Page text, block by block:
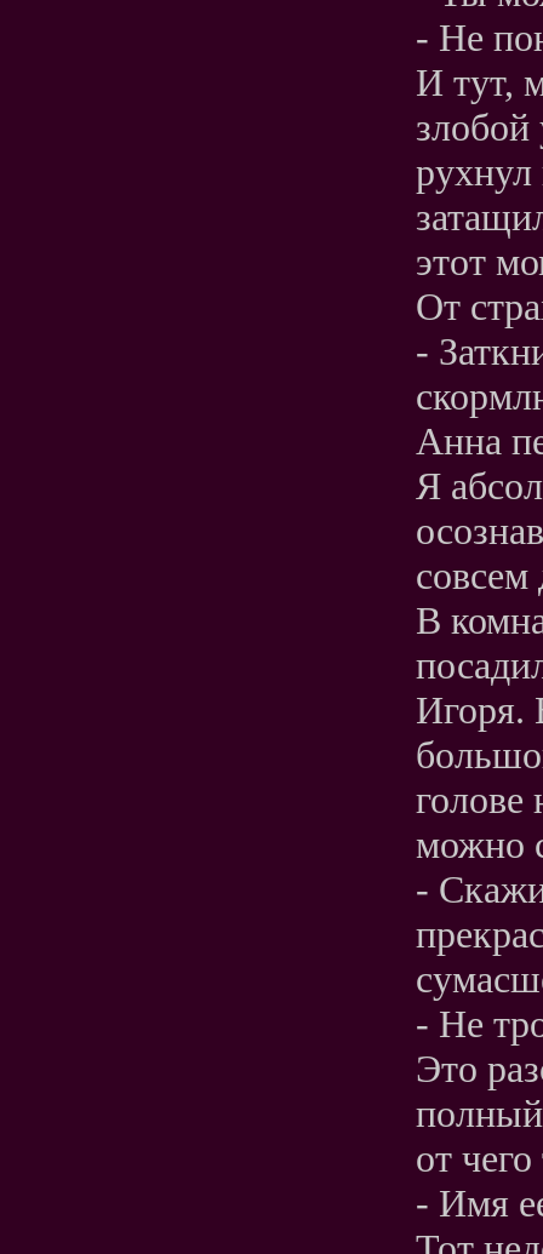
- Не
И тут,
злобой
этот
От
-
Анна
Я
совсем
В
Игоря.
голове
можно
-
- Не
Это
от
- Имя